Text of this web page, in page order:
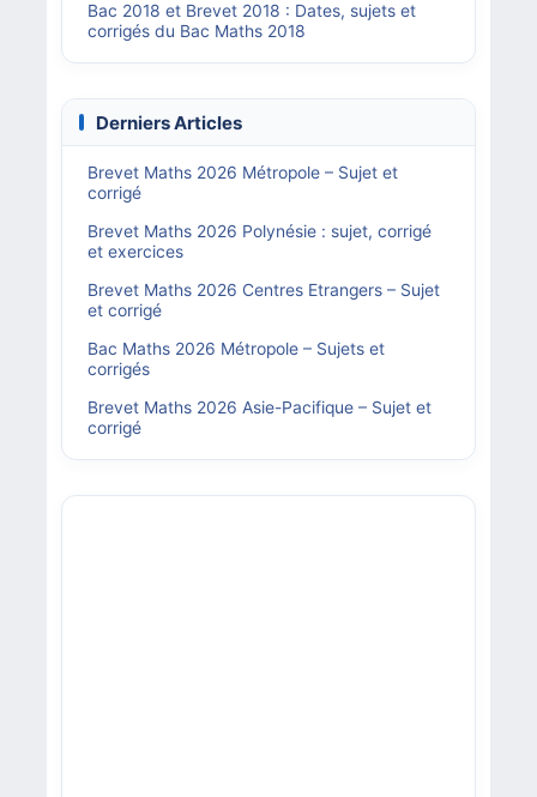
Bac 2018 et Brevet 2018 : Dates, sujets et
corrigés du Bac Maths 2018
Derniers Articles
Brevet Maths 2026 Métropole – Sujet et
corrigé
Brevet Maths 2026 Polynésie : sujet, corrigé
et exercices
Brevet Maths 2026 Centres Etrangers – Sujet
et corrigé
Bac Maths 2026 Métropole – Sujets et
corrigés
Brevet Maths 2026 Asie-Pacifique – Sujet et
corrigé